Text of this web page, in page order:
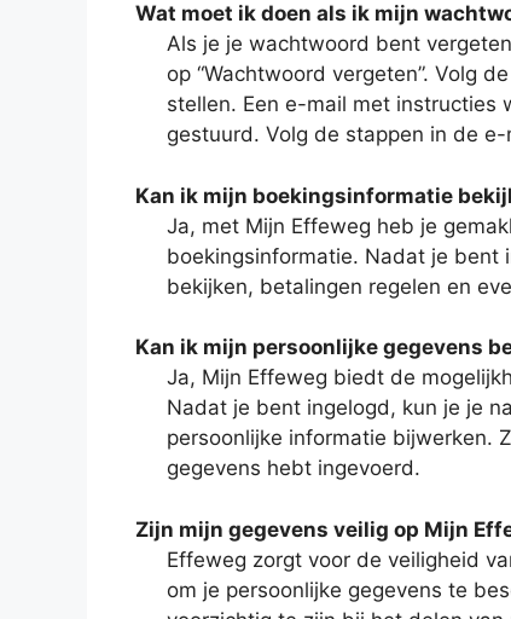
Wat moet ik doen als ik mijn
Als je je wachtwoord bent
op “Wachtwoord vergeten”. Volg
stellen. Een e-mail met instructies
gestuurd. Volg de stappen in de
Kan ik mijn boekingsinformatie
Ja, met Mijn Effeweg heb je
boekingsinformatie. Nadat je bent
bekijken, betalingen regelen en
Kan ik mijn persoonlijke gegevens
Ja, Mijn Effeweg biedt de
Nadat je bent ingelogd, kun je je
persoonlijke informatie bijwerken.
gegevens hebt ingevoerd.
Zijn mijn gegevens veilig op Mijn
Effeweg zorgt voor de veiligheid
om je persoonlijke gegevens te